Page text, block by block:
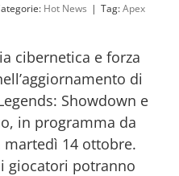
Hot News | Tag:Apex
cibernetica e forza
di
Showdown e
in programma da
14 ottobre.
giocatori potranno